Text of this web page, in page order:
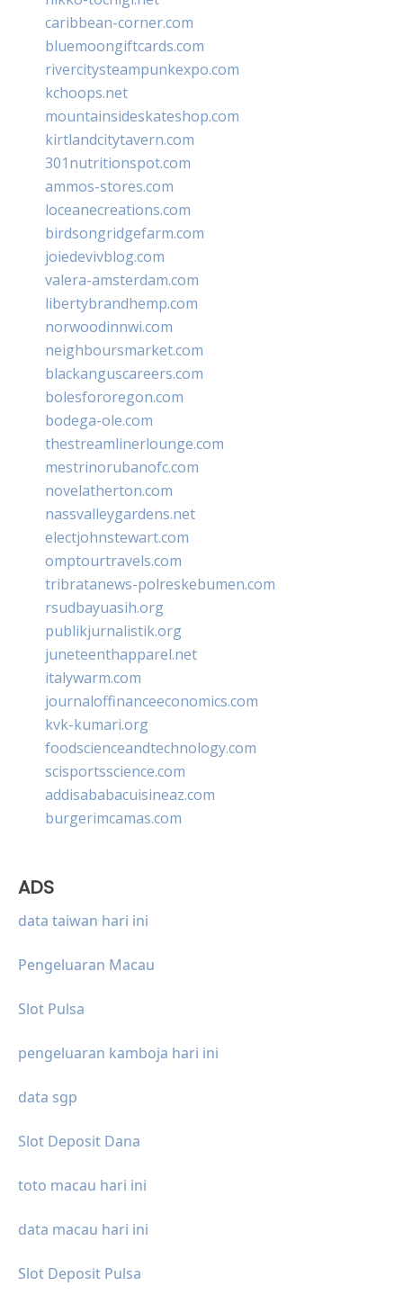
caribbean-corner.com
bluemoongiftcards.com
rivercitysteampunkexpo.com
kchoops.net
mountainsideskateshop.com
kirtlandcitytavern.com
301nutritionspot.com
ammos-stores.com
loceanecreations.com
birdsongridgefarm.com
joiedevivblog.com
valera-amsterdam.com
libertybrandhemp.com
norwoodinnwi.com
neighboursmarket.com
blackanguscareers.com
bolesfororegon.com
bodega-ole.com
thestreamlinerlounge.com
mestrinorubanofc.com
novelatherton.com
nassvalleygardens.net
electjohnstewart.com
omptourtravels.com
tribratanews-polreskebumen.com
rsudbayuasih.org
publikjurnalistik.org
juneteenthapparel.net
italywarm.com
journaloffinanceeconomics.com
kvk-kumari.org
foodscienceandtechnology.com
scisportsscience.com
addisababacuisineaz.com
burgerimcamas.com
ADS
data taiwan hari ini
Pengeluaran Macau
Slot Pulsa
pengeluaran kamboja hari ini
data sgp
Slot Deposit Dana
toto macau hari ini
data macau hari ini
Slot Deposit Pulsa